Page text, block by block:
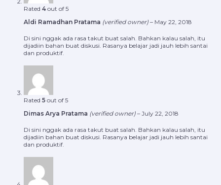
Rated 4 out of 5
Aldi Ramadhan Pratama (verified owner) – May 22, 2018
Di sini nggak ada rasa takut buat salah. Bahkan kalau salah, itu
dijadiin bahan buat diskusi. Rasanya belajar jadi jauh lebih santai
dan produktif.
Rated 5 out of 5
Dimas Arya Pratama (verified owner) – July 22, 2018
Di sini nggak ada rasa takut buat salah. Bahkan kalau salah, itu
dijadiin bahan buat diskusi. Rasanya belajar jadi jauh lebih santai
dan produktif.